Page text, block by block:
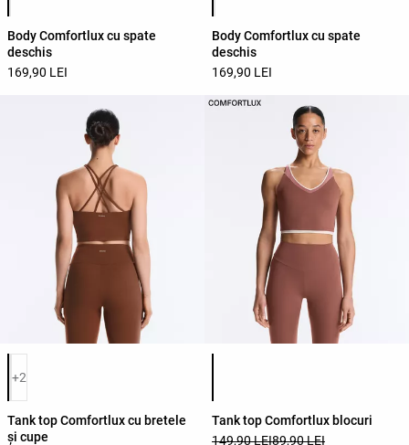
Body Comfortlux cu spate
deschis
169,90 LEI
Body Comfortlux cu spate
deschis
169,90 LEI
Lista de culori ale produsului
+2
Tank top Comfortlux cu bretele
și cupe
Lista de culori ale produsului
Tank top Comfortlux blocuri
149,90 LEI89,90 LEI